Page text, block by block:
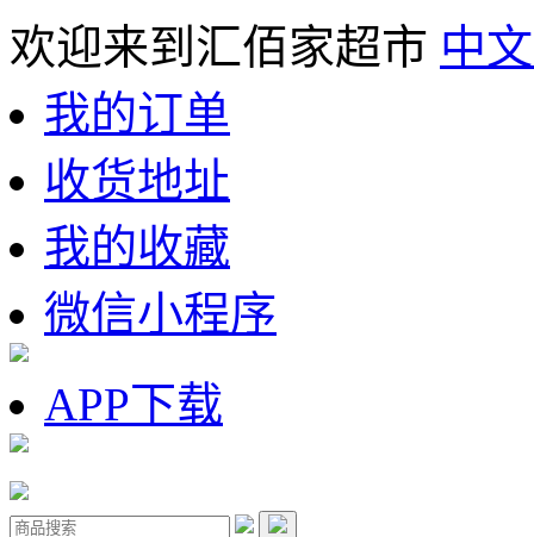
欢迎来到汇佰家超市 中
我的订单
收货地址
我的收藏
微信小程序
APP下载